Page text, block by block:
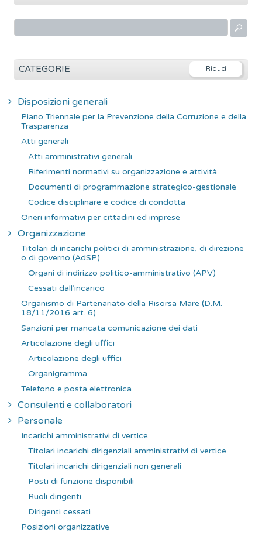
r
CATEGORIE
Disposizioni generali
Piano Triennale per la Prevenzione della Corruzione e della
Trasparenza
Atti generali
Atti amministrativi generali
Riferimenti normativi su organizzazione e attività
Documenti di programmazione strategico-gestionale
Codice disciplinare e codice di condotta
Oneri informativi per cittadini ed imprese
Organizzazione
Titolari di incarichi politici di amministrazione, di direzione
o di governo (AdSP)
Organi di indirizzo politico-amministrativo (APV)
Cessati dall’incarico
Organismo di Partenariato della Risorsa Mare (D.M.
18/11/2016 art. 6)
Sanzioni per mancata comunicazione dei dati
Articolazione degli uffici
Articolazione degli uffici
Organigramma
Telefono e posta elettronica
Consulenti e collaboratori
Personale
Incarichi amministrativi di vertice
Titolari incarichi dirigenziali amministrativi di vertice
Titolari incarichi dirigenziali non generali
Posti di funzione disponibili
Ruoli dirigenti
Dirigenti cessati
Posizioni organizzative